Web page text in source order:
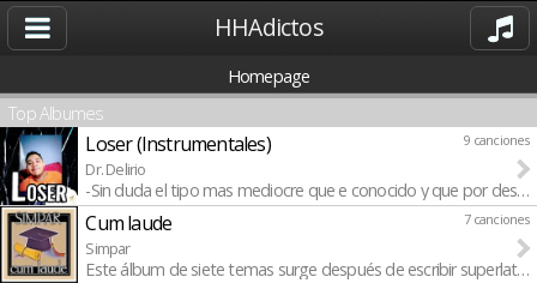
HHAdictos
Homepage
Top Albumes
9 canciones
Loser (Instrumentales)
Dr. Delirio
-Sin duda el tipo mas mediocre que e conocido y que por
7 canciones
Cum laude
Simpar
Este álbum de siete temas surge después de escribir